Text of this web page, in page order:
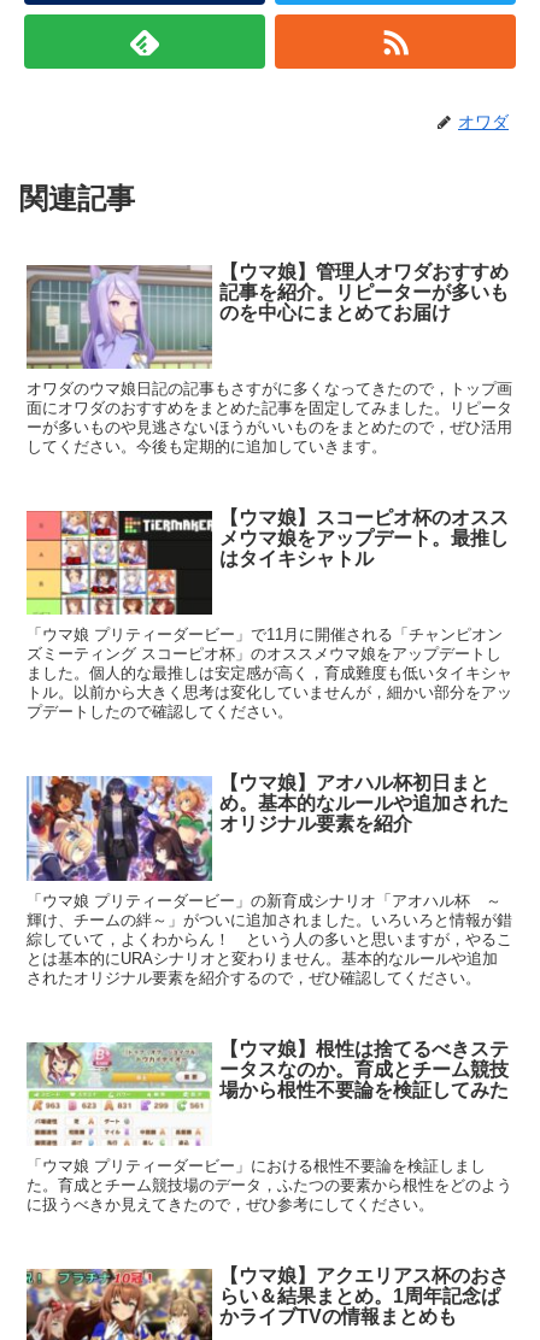
オワダ
関連記事
【ウマ娘】管理人オワダおすすめ
記事を紹介。リピーターが多いも
のを中心にまとめてお届け
オワダのウマ娘日記の記事もさすがに多くなってきたので，トップ画
面にオワダのおすすめをまとめた記事を固定してみました。リピータ
ーが多いものや見逃さないほうがいいものをまとめたので，ぜひ活用
してください。今後も定期的に追加していきます。
【ウマ娘】スコーピオ杯のオスス
メウマ娘をアップデート。最推し
はタイキシャトル
「ウマ娘 プリティーダービー」で11月に開催される「チャンピオン
ズミーティング スコーピオ杯」のオススメウマ娘をアップデートし
ました。個人的な最推しは安定感が高く，育成難度も低いタイキシャ
トル。以前から大きく思考は変化していませんが，細かい部分をアッ
プデートしたので確認してください。
【ウマ娘】アオハル杯初日まと
め。基本的なルールや追加された
オリジナル要素を紹介
「ウマ娘 プリティーダービー」の新育成シナリオ「アオハル杯 ～
輝け、チームの絆～」がついに追加されました。いろいろと情報が錯
綜していて，よくわからん！ という人の多いと思いますが，やるこ
とは基本的にURAシナリオと変わりません。基本的なルールや追加
されたオリジナル要素を紹介するので，ぜひ確認してください。
【ウマ娘】根性は捨てるべきステ
ータスなのか。育成とチーム競技
場から根性不要論を検証してみた
「ウマ娘 プリティーダービー」における根性不要論を検証しまし
た。育成とチーム競技場のデータ，ふたつの要素から根性をどのよう
に扱うべきか見えてきたので，ぜひ参考にしてください。
【ウマ娘】アクエリアス杯のおさ
らい＆結果まとめ。1周年記念ぱ
かライブTVの情報まとめも